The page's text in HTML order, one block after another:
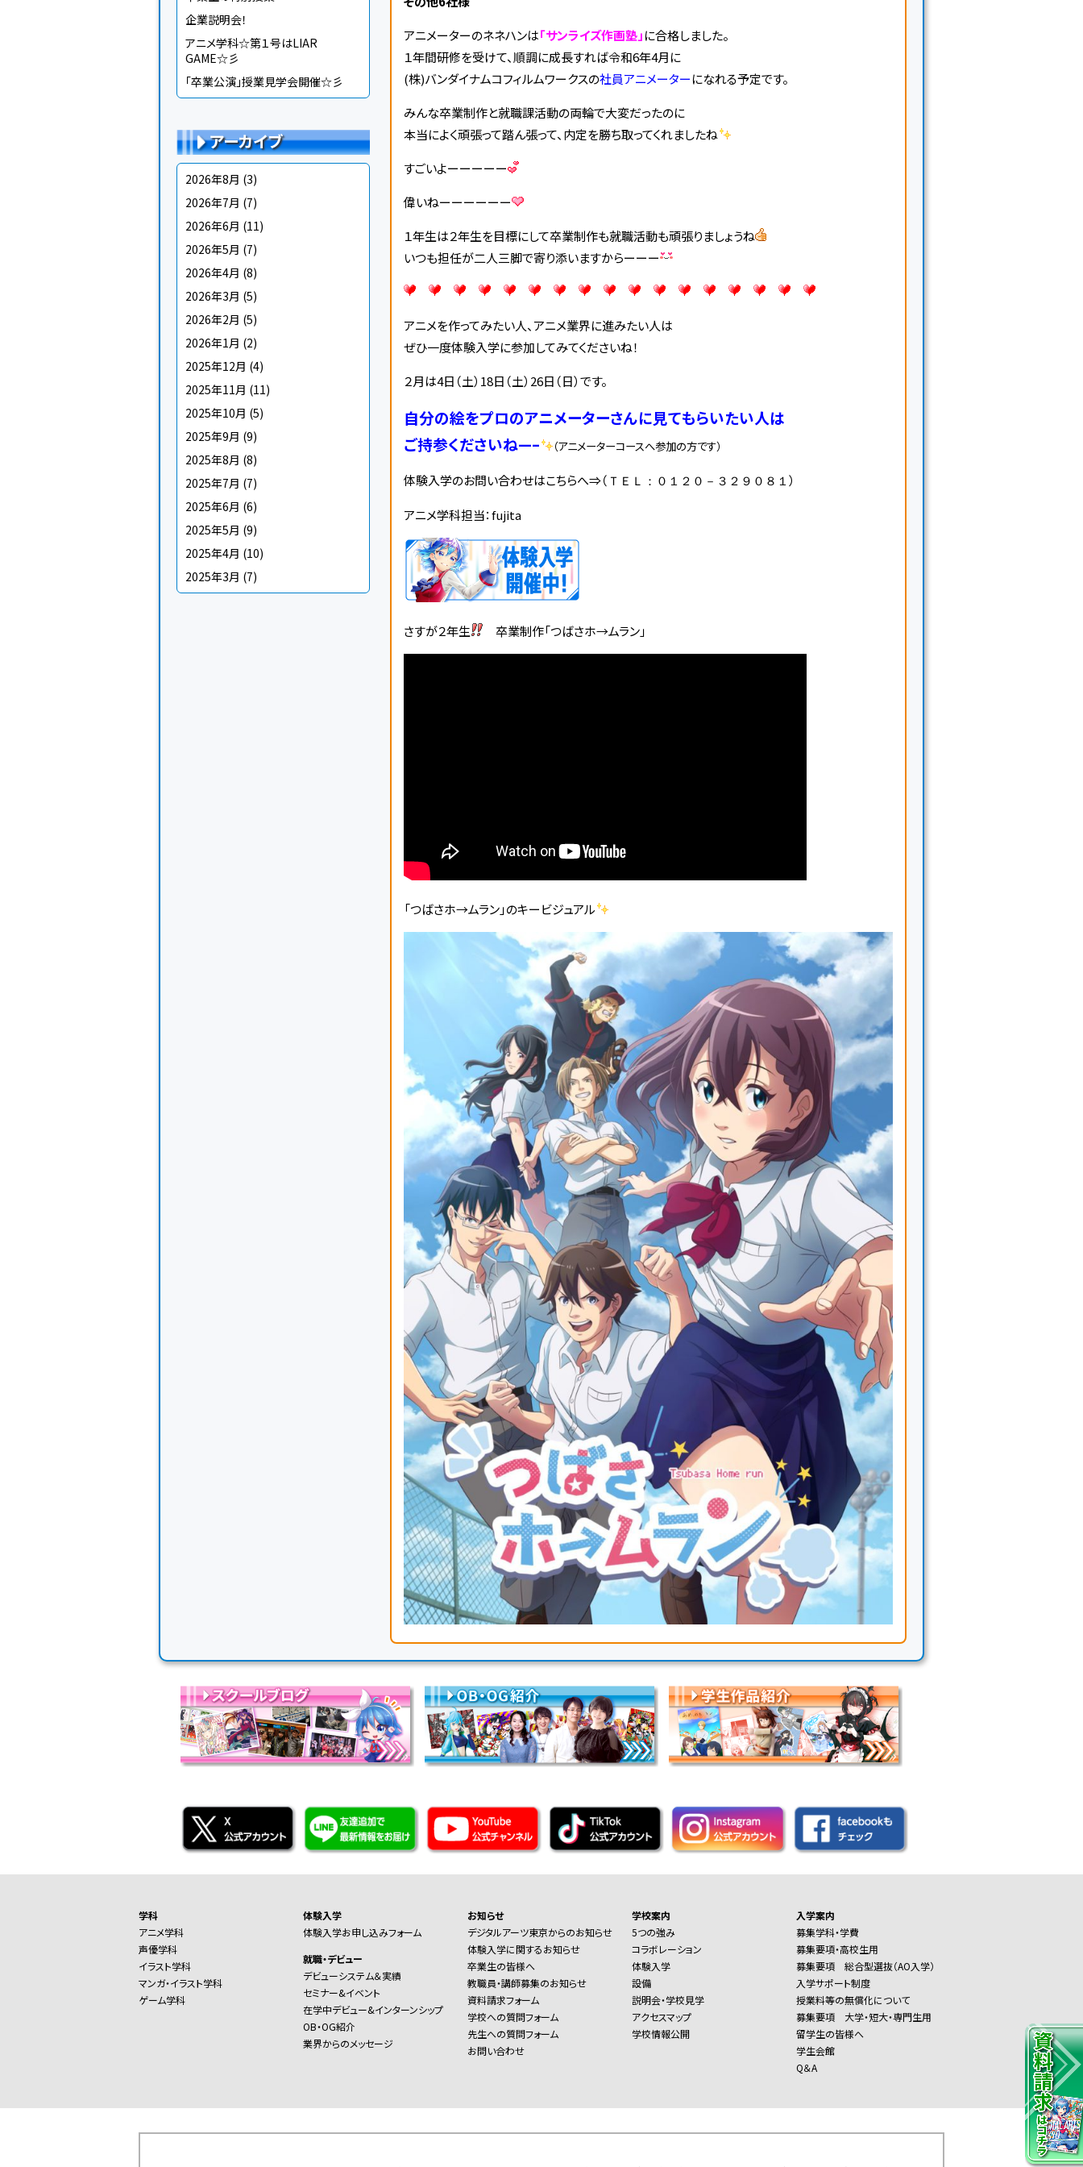
企業説明会！
アニメ学科☆第１号はLIAR
GAME☆彡
「卒業公演」授業見学会開催☆彡
アーカイブ
2026年8月 (3)
2026年7月 (7)
2026年6月 (11)
2026年5月 (7)
2026年4月 (8)
2026年3月 (5)
2026年2月 (5)
2026年1月 (2)
2025年12月 (4)
2025年11月 (11)
2025年10月 (5)
2025年9月 (9)
2025年8月 (8)
2025年7月 (7)
2025年6月 (6)
2025年5月 (9)
2025年4月 (10)
2025年3月 (7)
アニメーターのネネハンは「サンライズ作画塾」に合格しました。
１年間研修を受けて、順調に成長すれば令和6年4月に
(株)バンダイナムコフィルムワークスの社員アニメーターになれる予定です。
みんな卒業制作と就職課活動の両輪で大変だったのに
本当によく頑張って踏ん張って、内定を勝ち取ってくれましたね
すごいよーーーーー
偉いねーーーーーー
１年生は２年生を目標にして卒業制作も就職活動も頑張りましょうね
いつも担任が二人三脚で寄り添いますからーーー
アニメを作ってみたい人、アニメ業界に進みたい人は
ぜひ一度体験入学に参加してみてくださいね！
２月は4日（土）18日（土）26日（日）です。
自分の絵をプロのアニメーターさんに見てもらいたい人は
ご持参くださいね—–
（アニメーターコースへ参加の方です）
体験入学のお問い合わせはこちらへ⇒（ ＴＥＬ：０１２０－３２９０８１ ）
アニメ学科担当：fujita
さすが２年生 卒業制作「つばさホ→ムラン」
「つばさホ→ムラン」のキービジュアル
学科
アニメ学科
声優学科
イラスト学科
マンガ・イラスト学科
ゲーム学科
体験入学
体験入学お申し込みフォーム
就職・デビュー
デビューシステム＆実績
セミナー&イベント
在学中デビュー&インターンシップ
OB・OG紹介
業界からのメッセージ
お知らせ
デジタルアーツ東京からのお知らせ
体験入学に関するお知らせ
卒業生の皆様へ
教職員・講師募集のお知らせ
資料請求フォーム
学校への質問フォーム
先生への質問フォーム
お問い合わせ
学校案内
5つの強み
コラボレーション
体験入学
設備
説明会・学校見学
アクセスマップ
学校情報公開
入学案内
募集学科・学費
募集要項・高校生用
募集要項 総合型選抜（AO入学）
入学サポート制度
授業料等の無償化について
募集要項 大学・短大・専門生用
留学生の皆様へ
学生会館
Q＆A